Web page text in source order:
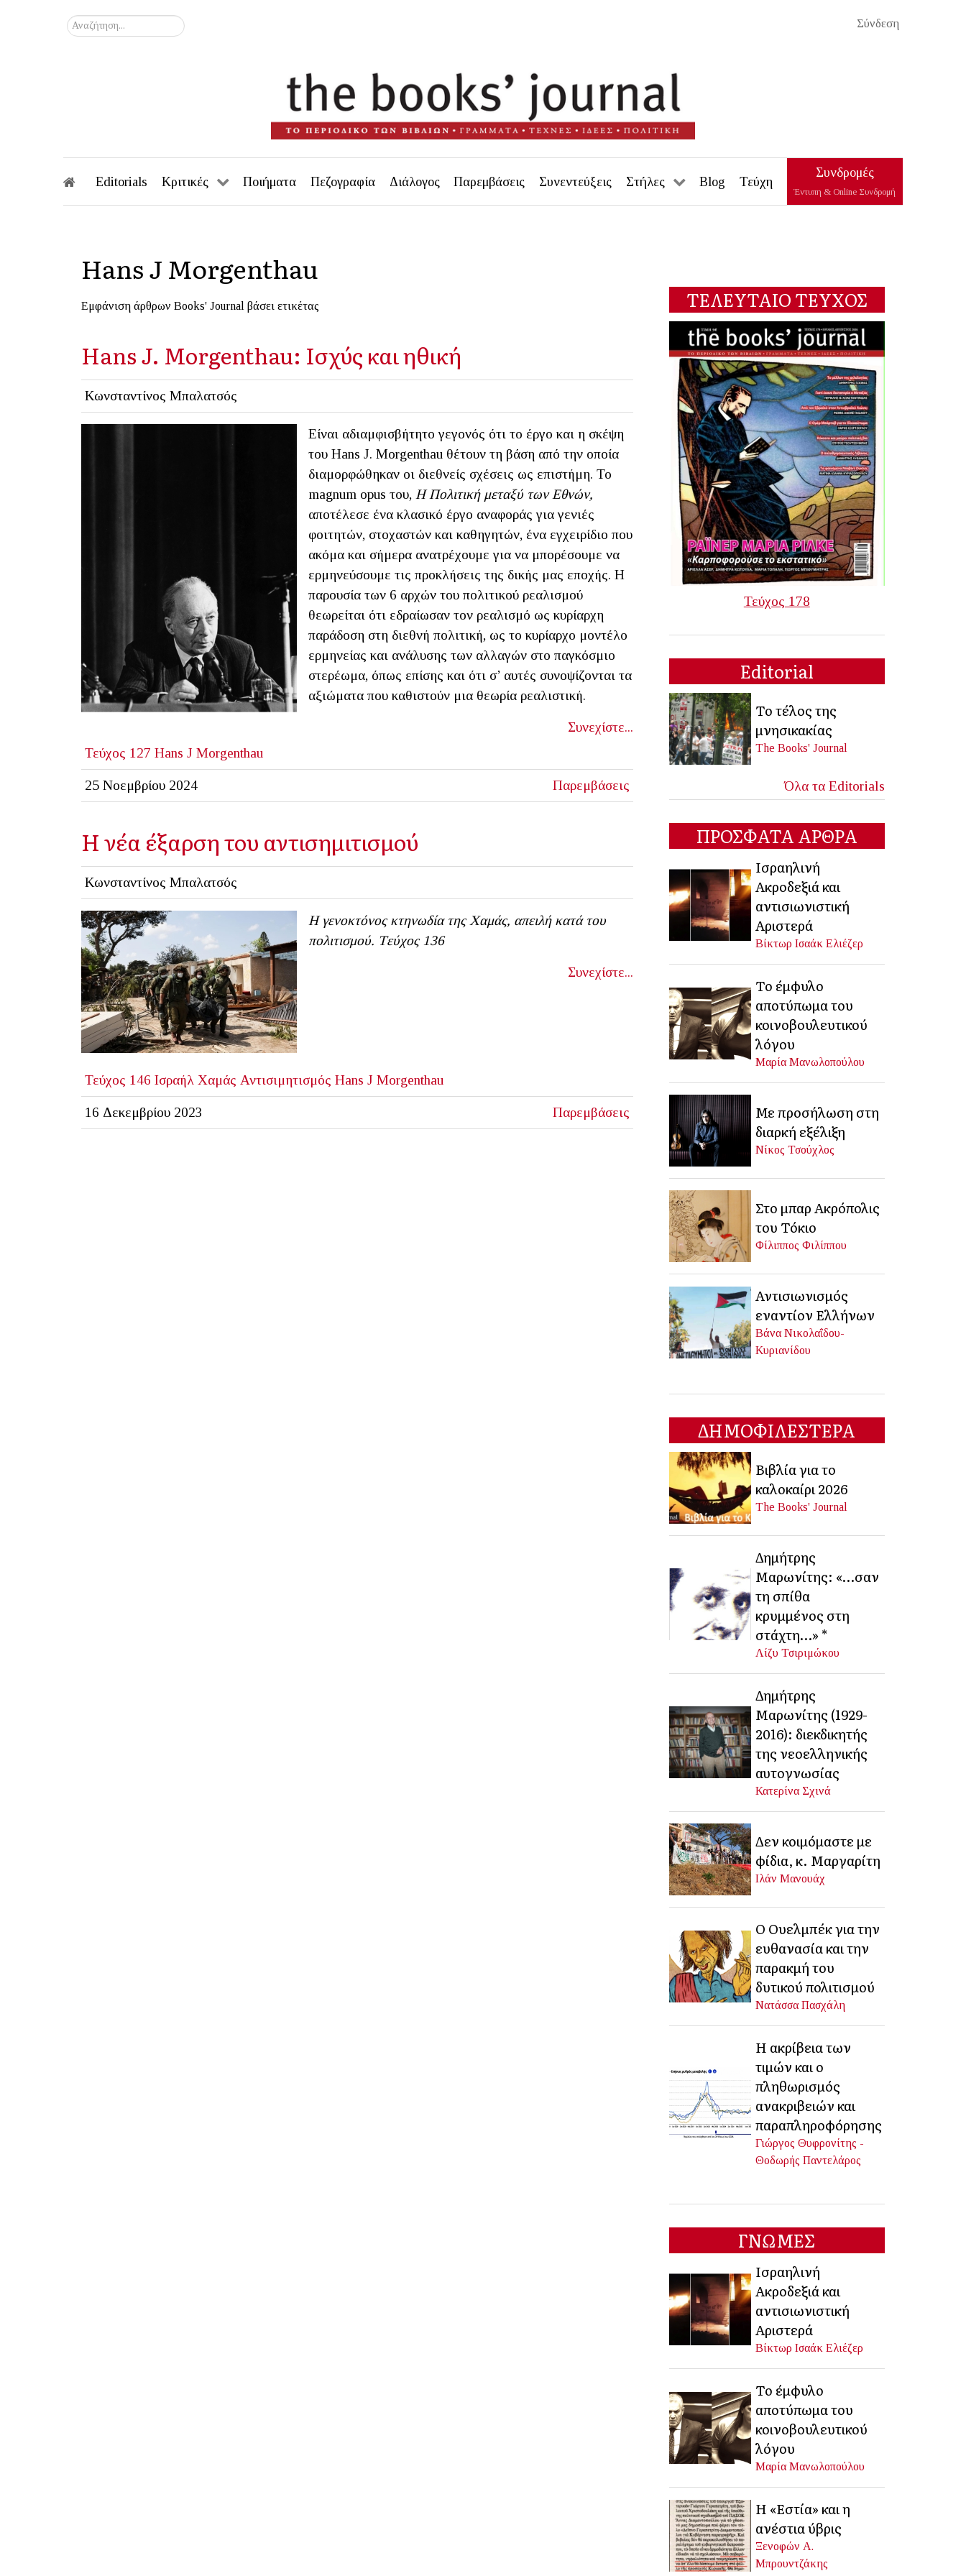
Σύνδεση
Αναζήτηση...
Editorials Κριτικές Ποιήματα Πεζογραφία Διάλογος Παρεμβάσεις Συνεντεύξεις Στήλες Blog Τεύχη
Συνδρομές
Έντυπη & Online Συνδρομή
Hans J Morgenthau
Εμφάνιση άρθρων Books' Journal βάσει ετικέτας
Hans J. Morgenthau: Ισχύς και ηθική
Κωνσταντίνος Μπαλατσός
Είναι αδιαμφισβήτητο γεγονός ότι τo έργο και η σκέψη
του Hans J. Morgenthau θέτουν τη βάση από την οποία
διαμορφώθηκαν οι διεθνείς σχέσεις ως επιστήμη. Το
magnum opus του, Η Πολιτική μεταξύ των Εθνών,
αποτέλεσε ένα κλασικό έργο αναφοράς για γενιές
φοιτητών, στοχαστών και καθηγητών, ένα εγχειρίδιο που
ακόμα και σήμερα ανατρέχουμε για να μπορέσουμε να
ερμηνεύσουμε τις προκλήσεις της δικής μας εποχής. Η
παρουσία των 6 αρχών του πολιτικού ρεαλισμού
θεωρείται ότι εδραίωσαν τον ρεαλισμό ως κυρίαρχη
παράδοση στη διεθνή πολιτική, ως το κυρίαρχο μοντέλο
ερμηνείας και ανάλυσης των αλλαγών στο παγκόσμιο
στερέωμα, όπως επίσης και ότι σ’ αυτές συνοψίζονται τα
αξιώματα που καθιστούν μια θεωρία ρεαλιστική.
Συνεχίστε...
Τεύχος 127 Hans J Morgenthau
25 Νοεμβρίου 2024 Παρεμβάσεις
Η νέα έξαρση του αντισημιτισμού
Κωνσταντίνος Μπαλατσός
Η γενοκτόνος κτηνωδία της Χαμάς, απειλή κατά του
πολιτισμού. Tεύχος 136
Συνεχίστε...
Τεύχος 146 Ισραήλ Χαμάς Αντισιμητισμός Hans J Morgenthau
16 Δεκεμβρίου 2023 Παρεμβάσεις
ΤΕΛΕΥΤΑΙΟ ΤΕΥΧΟΣ
Τεύχος 178
Editorial
Το τέλος της
μνησικακίας
The Books' Journal
Όλα τα Editorials
ΠΡΟΣΦΑΤΑ ΑΡΘΡΑ
Ισραηλινή
Ακροδεξιά και
αντισιωνιστική
Αριστερά
Βίκτωρ Ισαάκ Ελιέζερ
Το έμφυλο
αποτύπωμα του
κοινοβουλευτικού
λόγου
Μαρία Μανωλοπούλου
Με προσήλωση στη
διαρκή εξέλιξη
Νίκος Τσούχλος
Στο μπαρ Ακρόπολις
του Τόκιο
Φίλιππος Φιλίππου
Αντισιωνισμός
εναντίον Ελλήνων
Βάνα Νικολαΐδου-
Κυριανίδου
ΔΗΜΟΦΙΛΕΣΤΕΡΑ
Βιβλία για το
καλοκαίρι 2026
The Books' Journal
Δημήτρης
Μαρωνίτης: «…σαν
τη σπίθα
κρυμμένος στη
στάχτη…» *
Λίζυ Τσιριμώκου
Δημήτρης
Μαρωνίτης (1929-
2016): διεκδικητής
της νεοελληνικής
αυτογνωσίας
Κατερίνα Σχινά
Δεν κοιμόμαστε με
φίδια, κ. Μαργαρίτη
Ιλάν Μανουάχ
Ο Ουελμπέκ για την
ευθανασία και την
παρακμή του
δυτικού πολιτισμού
Νατάσσα Πασχάλη
Η ακρίβεια των
τιμών και ο
πληθωρισμός
ανακριβειών και
παραπληροφόρησης
Γιώργος Θυφρονίτης -
Θοδωρής Παντελάρος
ΓΝΩΜΕΣ
Ισραηλινή
Ακροδεξιά και
αντισιωνιστική
Αριστερά
Βίκτωρ Ισαάκ Ελιέζερ
Το έμφυλο
αποτύπωμα του
κοινοβουλευτικού
λόγου
Μαρία Μανωλοπούλου
Η «Εστία» και η
ανέστια ύβρις
Ξενοφών Α.
Μπρουντζάκης